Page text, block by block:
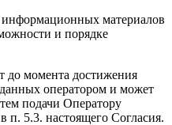
информационных материалов
и порядке
до момента достижения
оператором и может
подачи Оператору
п. 5.3. настоящего Согласия.